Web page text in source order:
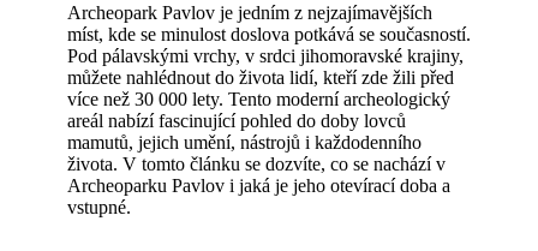
Archeopark Pavlov je jedním z nejzajímavějších
míst, kde se minulost doslova potkává se současností.
Pod pálavskými vrchy, v srdci jihomoravské krajiny,
můžete nahlédnout do života lidí, kteří zde žili před
více než 30 000 lety. Tento moderní archeologický
areál nabízí fascinující pohled do doby lovců
mamutů, jejich umění, nástrojů i každodenního
života. V tomto článku se dozvíte, co se nachází v
Archeoparku Pavlov i jaká je jeho otevírací doba a
vstupné.